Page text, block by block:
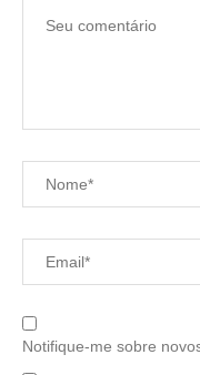
Notifique-me sobre